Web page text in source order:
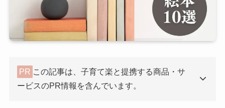
PR この記事は、子育て楽と提携する商品・サ
ービスのPR情報を含んでいます。